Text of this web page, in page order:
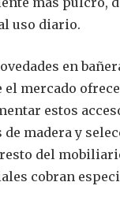
uso diario.
en
mercado
estos
de madera y
del
cobran